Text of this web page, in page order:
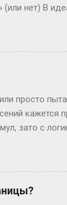
нет) В
армию,
gap year,
просто
кажется
зато с
Но тут же
сдвигая
вся магия. А
Теперь